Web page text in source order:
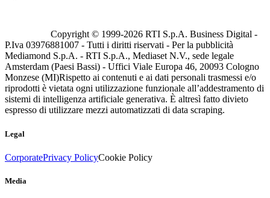
Copyright © 1999-2026 RTI S.p.A. Business Digital -
P.Iva 03976881007 - Tutti i diritti riservati - Per la pubblicità
Mediamond S.p.A. - RTI S.p.A., Mediaset N.V., sede legale
Amsterdam (Paesi Bassi) - Uffici Viale Europa 46, 20093 Cologno
Monzese (MI)Rispetto ai contenuti e ai dati personali trasmessi e/o
riprodotti è vietata ogni utilizzazione funzionale all’addestramento di
sistemi di intelligenza artificiale generativa. È altresì fatto divieto
espresso di utilizzare mezzi automatizzati di data scraping.
Legal
CorporatePrivacy PolicyCookie Policy
Media